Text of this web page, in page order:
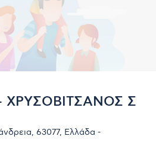
Σ
63077, Ελλάδα -